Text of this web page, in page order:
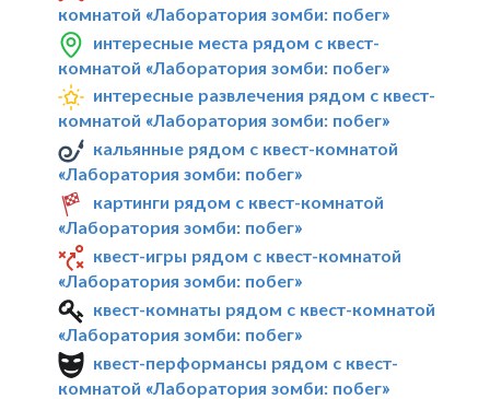
комнатой «Лаборатория зомби: побег»
интересные места рядом с квест-
комнатой «Лаборатория зомби: побег»
интересные развлечения рядом с квест-
комнатой «Лаборатория зомби: побег»
кальянные рядом с квест-комнатой
«Лаборатория зомби: побег»
картинги рядом с квест-комнатой
«Лаборатория зомби: побег»
квест-игры рядом с квест-комнатой
«Лаборатория зомби: побег»
квест-комнаты рядом с квест-комнатой
«Лаборатория зомби: побег»
квест-перформансы рядом с квест-
комнатой «Лаборатория зомби: побег»